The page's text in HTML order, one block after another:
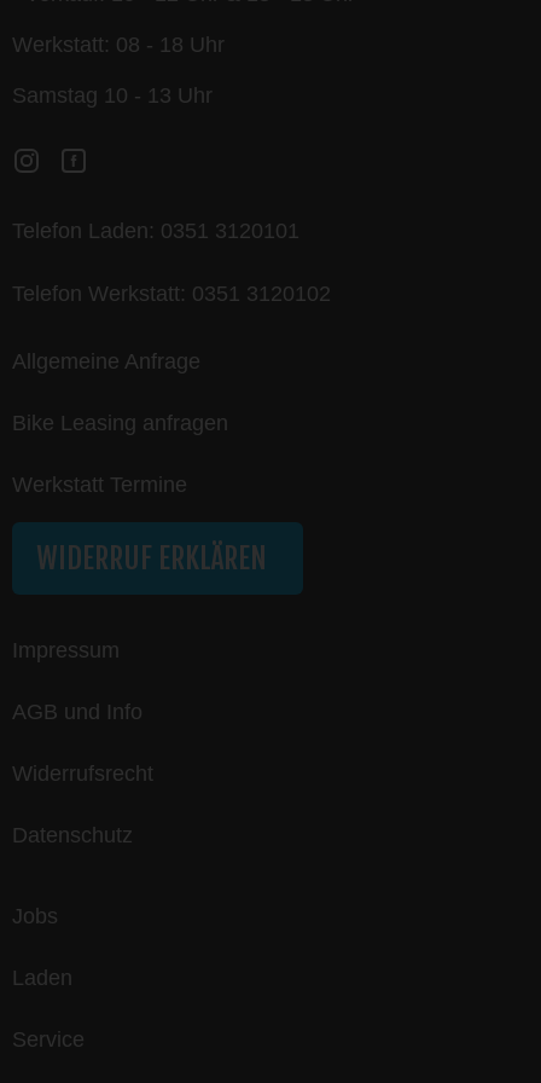
Werkstatt: 08 - 18 Uhr
Samstag 10 - 13 Uhr
Telefon Laden: 0351 3120101
Telefon Werkstatt: 0351 3120102
Allgemeine Anfrage
Bike Leasing anfragen
Werkstatt Termine
WIDERRUF ERKLÄREN
Impressum
AGB und Info
Widerrufsrecht
Datenschutz
Jobs
Laden
Service